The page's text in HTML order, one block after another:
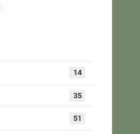
14
35
51